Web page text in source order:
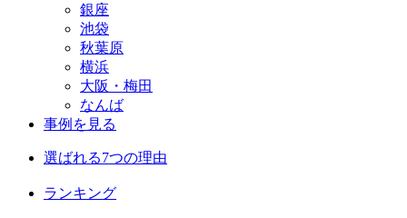
銀座
池袋
秋葉原
横浜
大阪・梅田
なんば
事例を見る
選ばれる7つの理由
ランキング